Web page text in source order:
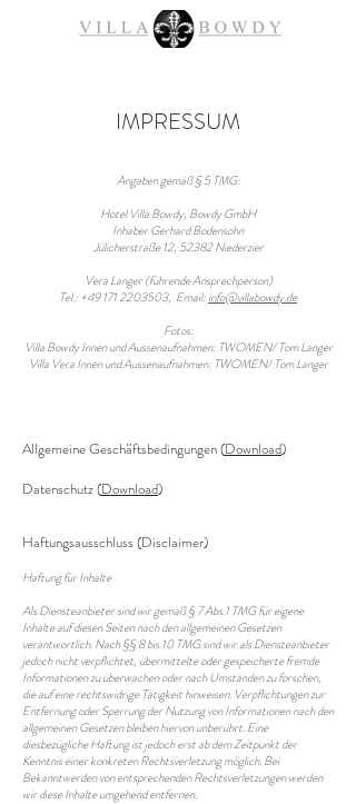
IMPRESSUM
Angaben gemäß § 5 TMG:
Hotel Villa Bowdy, Bowdy GmbH
Inhaber Gerhard Bodensohn
Jülicherstraße 12, 52382 Niederzier
Vera Langer (führende Ansprechperson)
Tel.:+49 171 2203503, Email:info@villabowdy.de
Fotos:
Villa Bowdy Innen und Aussenaufnahmen: TWOMEN/ TomLanger
Villa Vera Innen und Aussenaufnahmen: TWOMEN/ Tom Langer
All​gemeine Geschäftsbedingungen (Download)
Datenschutz (Download)
Haftungsausschluss (Disclaimer)
Haftung für Inhalte
Als Diensteanbieter sind wir gemäß § 7 Abs.1 TMG für eigene
Inhalte auf diesen Seiten nach den allgemeinen Gesetzen
verantwortlich. Nach §§ 8 bis 10 TMG sind wir als Diensteanbieter
jedoch nicht verpflichtet, übermittelte oder gespeicherte fremde
Informationen zu überwachen oder nach Umständen zu forschen,
die auf eine rechtswidrige Tätigkeit hinweisen. Verpflichtungen zur
Entfernung oder Sperrung der Nutzung von Informationen nach den
allgemeinen Gesetzen bleiben hiervon unberührt. Eine
diesbezügliche Haftung ist jedoch erst ab dem Zeitpunkt der
Kenntnis einer konkreten Rechtsverletzung möglich. Bei
Bekanntwerden von entsprechenden Rechtsverletzungen werden
wir diese Inhalte umgehend entfernen.